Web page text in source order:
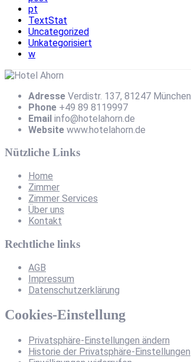
pt
TextStat
Uncategorized
Unkategorisiert
w
Adresse Verdistr. 137, 81247 München
Phone +49 89 8119997
Email info@hotelahorn.de
Website www.hotelahorn.de
Nützliche Links
Home
Zimmer
Zimmer Services
Über uns
Kontakt
Rechtliche links
AGB
Impressum
Datenschutzerklärung
Cookies-Einstellung
Privatsphäre-Einstellungen ändern
Historie der Privatsphäre-Einstellungen